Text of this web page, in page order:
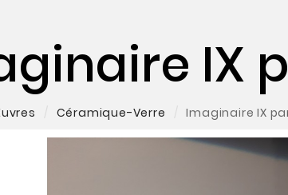
IX
Céramique-Verre Imaginaire IX